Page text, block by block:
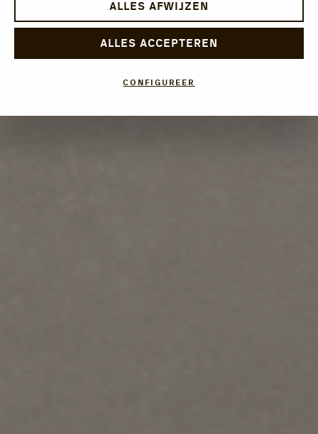
ALLES AFWIJZEN
ALLES ACCEPTEREN
CONFIGUREER